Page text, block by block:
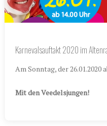
Karnevalsauftakt 2020 im
Am Sonntag, der 26.01.2020
Mit den Veedelsjungen!